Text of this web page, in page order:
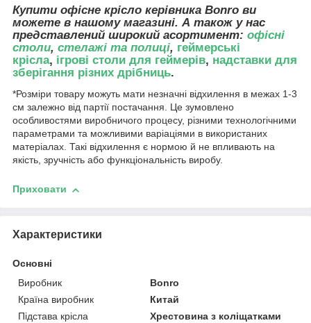
Купити офісне крісло керівника Bonro ви
можете в нашому магазині. А також у нас
представлений широкий асортимент: офісні
столи, стелажі та полиці, геймерські
крісла, ігрові столи для геймерів, надставки для
зберігання різних дрібниць.
*Розміри товару можуть мати незначні відхилення в межах 1-3
см залежно від партії постачання. Це зумовлено
особливостями виробничого процесу, різними технологічними
параметрами та можливими варіаціями в використаних
матеріалах. Такі відхилення є нормою й не впливають на
якість, зручність або функціональність виробу.
Приховати
Характеристики
Основні
Виробник
Bonro
Країна виробник
Китай
Підстава крісла
Хрестовина з коліщатками